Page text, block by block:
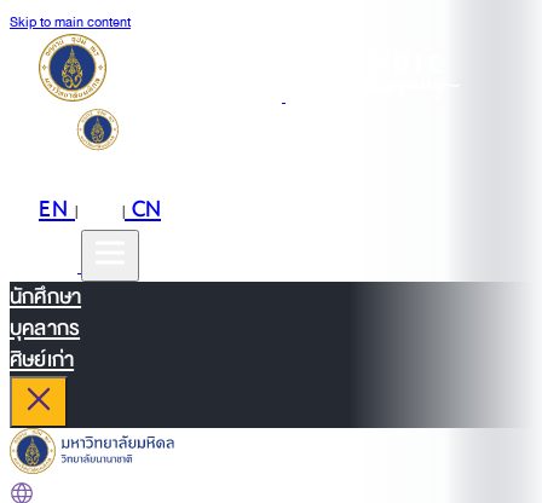
Skip to main content
EN| |CN
นักศึกษา
บุคลากร
ศิษย์เก่า